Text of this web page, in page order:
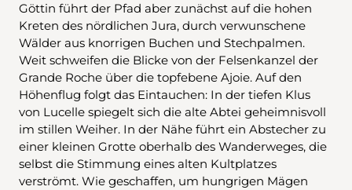
Göttin führt der Pfad aber zunächst auf die hohen
Kreten des nördlichen Jura, durch verwunschene
Wälder aus knorrigen Buchen und Stechpalmen.
Weit schweifen die Blicke von der Felsenkanzel der
Grande Roche über die topfebene Ajoie. Auf den
Höhenflug folgt das Eintauchen: In der tiefen Klus
von Lucelle spiegelt sich die alte Abtei geheimnisvoll
im stillen Weiher. In der Nähe führt ein Abstecher zu
einer kleinen Grotte oberhalb des Wanderweges, die
selbst die Stimmung eines alten Kultplatzes
verströmt. Wie geschaffen, um hungrigen Mägen